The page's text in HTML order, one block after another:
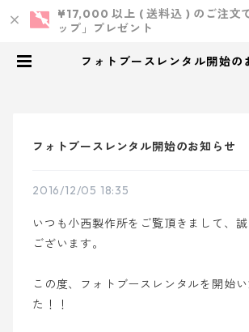
¥17,000 以上 ( 送料込 ) のご注文
ップ」プレゼント
フォトブースレンタル開始の
フォトブースレンタル開始のお知らせ
2016/12/05 18:35
いつも小西製作所をご覧頂きまして、誠
ございます。
この度、フォトブースレンタルを開始
た！！